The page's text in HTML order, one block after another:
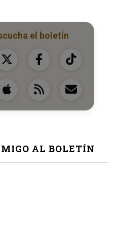
el boletín
AL BOLETÍN